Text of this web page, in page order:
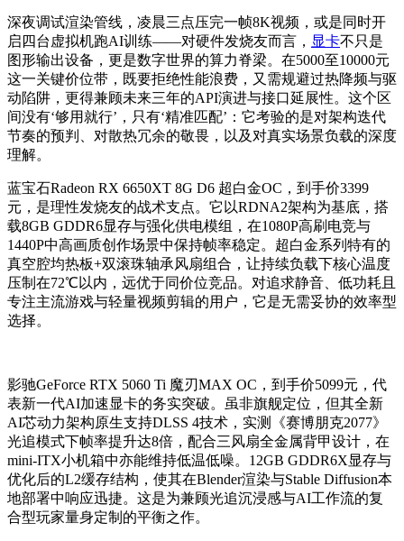
深夜调试渲染管线，凌晨三点压完一帧8K视频，或是同时开
启四台虚拟机跑AI训练——对硬件发烧友而言， 显卡不只是
图形输出设备，更是数字世界的算力脊梁。在5000至10000元
这一关键价位带，既要拒绝性能浪费，又需规避过热降频与驱
动陷阱，更得兼顾未来三年的API演进与接口延展性。这个区
间没有‘够用就行’，只有‘精准匹配’：它考验的是对架构迭代
节奏的预判、对散热冗余的敬畏，以及对真实场景负载的深度
理解。
蓝宝石Radeon RX 6650XT 8G D6 超白金OC，到手价3399
元，是理性发烧友的战术支点。它以RDNA2架构为基底，搭
载8GB GDDR6显存与强化供电模组，在1080P高刷电竞与
1440P中高画质创作场景中保持帧率稳定。超白金系列特有的
真空腔均热板+双滚珠轴承风扇组合，让持续负载下核心温度
压制在72℃以内，远优于同价位竞品。对追求静音、低功耗且
专注主流游戏与轻量视频剪辑的用户，它是无需妥协的效率型
选择。
影驰GeForce RTX 5060 Ti 魔刃MAX OC，到手价5099元，代
表新一代AI加速显卡的务实突破。虽非旗舰定位，但其全新
AI芯动力架构原生支持DLSS 4技术，实测《赛博朋克2077》
光追模式下帧率提升达8倍，配合三风扇全金属背甲设计，在
mini-ITX小机箱中亦能维持低温低噪。12GB GDDR6X显存与
优化后的L2缓存结构，使其在Blender渲染与Stable Diffusion本
地部署中响应迅捷。这是为兼顾光追沉浸感与AI工作流的复
合型玩家量身定制的平衡之作。